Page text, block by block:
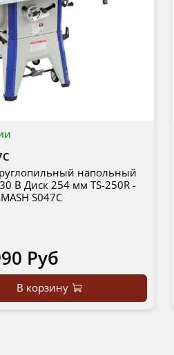
напольный
В Диск 254 мм TS-250R -
S047C
Руб
В корзину